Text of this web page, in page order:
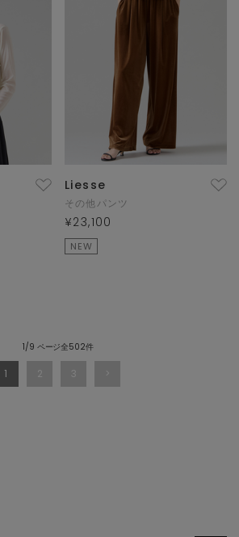
Liesse
その他パンツ
¥23,100
NEW
1/9 ページ全502件
1 2 3